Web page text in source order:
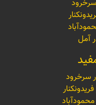
سرخرود
آمل
سرخرود